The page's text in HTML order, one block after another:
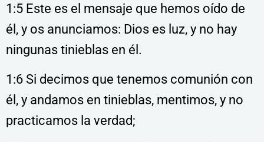
1:5 Este es el mensaje que hemos oído de
él, y os anunciamos: Dios es luz, y no hay
ningunas tinieblas en él.
1:6 Si decimos que tenemos comunión con
él, y andamos en tinieblas, mentimos, y no
practicamos la verdad;